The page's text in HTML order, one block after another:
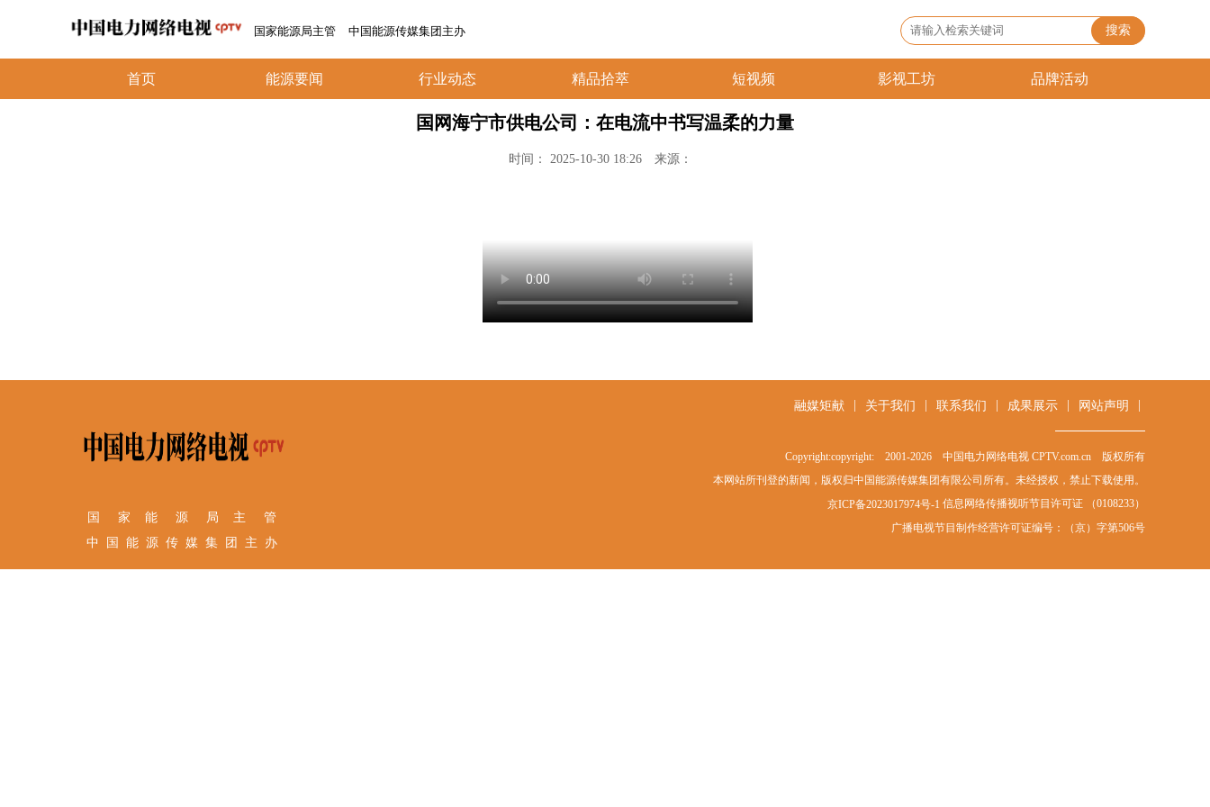
国家能源局主管 中国能源传媒集团主办 搜索
首页 能源要闻 行业动态 精品拾萃 短视频 影视工坊 品牌活动
国网海宁市供电公司：在电流中书写温柔的力量
时间： 2025-10-30 18:26 来源：
国 家 能 源 局 主 管
中 国 能 源 传 媒 集 团 主 办
网站声明
成果展示
联系我们
关于我们
融媒矩献
Copyright:copyright: 2001-2026 中国电力网络电视 CPTV.com.cn 版权所有
本网站所刊登的新闻，版权归中国能源传媒集团有限公司所有。未经授权，禁止下载使用。
京ICP备2023017974号-1 信息网络传播视听节目许可证 （0108233）
广播电视节目制作经营许可证编号：（京）字第506号